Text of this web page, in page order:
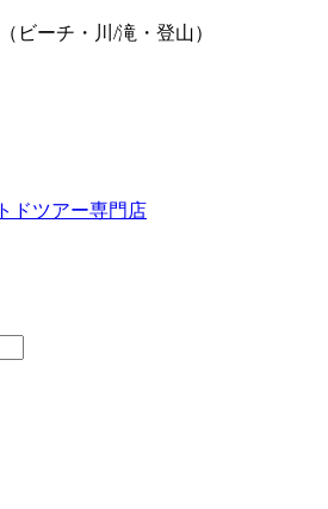
ビーチ・川/滝・登山）
ドツアー専門店